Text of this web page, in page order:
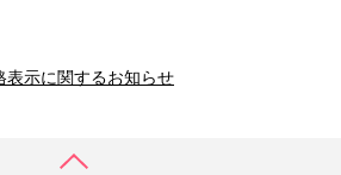
表示に関するお知らせ